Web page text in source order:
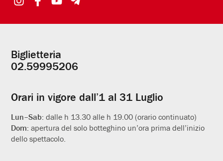
Informazioni
utili
Biglietteria
02.59995206
Orari in vigore dall’1 al 31 Luglio
Lun–Sab:dalle h 13.30 alle h 19.00 (orario continuato)
Dom:apertura del solo botteghino un’ora prima dell’inizio
dello spettacolo.